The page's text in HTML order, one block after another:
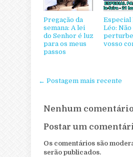
Pregação da
semana: A lei
do Senhor é luz
para os meus
passos
Especial
Léo: Não
vosso
← Postagem mais recente
Nenhum
Postar um
Os comentários são
serão publicados.